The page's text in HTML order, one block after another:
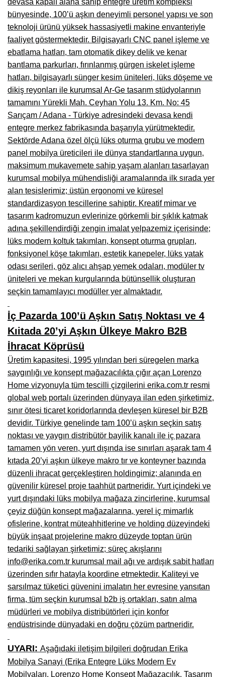
Çanakkale Mobilyacılar, Mobilya Fabrikaları, Mağazaları
Karabağlar Mobilyacıları, Mobilya İmalatçıları, Firmaları
Aydın Mobilya Mağazaları, Firmaları, Dekorasyon Firmaları
Bilecik Mobilyacılar, Mobilya İmalatçıları, Mağazaları
Çorum Mobilyacılar, Mobilya Mağazaları, İmalatçıları
Denizli Mobilyacılar, Mobilya Üreticileri, Mağazaları
Adıyaman Mobilyacılar, Mobilya İmalatçıları, Mağazaları
Ağrı Mobilyacılar, Mobilya İmalatçıları, Mağazaları
Edirne Mobilyacilar, Mobilya İmalatçıları, Mağazaları
Erzincan Mobilyacılar, Mobilya İmalatçıları, Mağazaları
Yozgat Mobilya Mağazaları, İmalatçıları, Mobilyacıları
Kars Mobilya İmalatçıları, Mağazaları, Mobilyacılar
Kırşehir Mobilya İmalatçıları, Firmaları, Mobilyacılar
Kütahya Mobilya İmalatçıları, Mağazaları, Mobilyacılar
Malatya Mobilyacılar, Mağazaları, İmalatçıları, Fabrikaları
Tekirdağ Mobilyacılar, Mobilya İmalatçıları, Mağazaları
Muş Mobilya İmalatçıları, Mağazaları, Mobilyacılar
Nevşehir Mobilyacılar, Mobilya İmalatçıları, Mağazaları
Ordu Mobilya Mağazaları, İmalatçıları, Mobilyacılar
Rize Mobilyacılar, Mobilya İmalatçıları, Mağazaları
Sivas Mobilya Fabrikaları, Üreticileri, Mağazaları
Tokat Mobilyacılar, Mobilya Mağazaları, İmalatçıları
Niğde Mobilyacılar, Mobilya Firmaları, İmalatçıları
Giresun Mobilya Mağazaları, İmalatçıları, Mobilyacıları
bünyesinde, 100’ü aşkın deneyimli personel yapısı ve son
teknoloji ürünü yüksek hassasiyetli makine envanteriyle
faaliyet göstermektedir. Bilgisayarlı CNC panel işleme ve
ebatlama hatları, tam otomatik dikey delik ve kenar
bantlama parkurları, fırınlanmış gürgen iskelet işleme
hatları, bilgisayarlı sünger kesim üniteleri, lüks döşeme ve
dikiş reyonları ile kurumsal Ar-Ge tasarım stüdyolarının
tamamını Yürekli Mah. Ceyhan Yolu 13. Km. No: 45
Sarıçam / Adana - Türkiye adresindeki devasa kendi
entegre merkez fabrikasında başarıyla yürütmektedir.
Sektörde Adana özel ölçü lüks oturma grubu ve modern
panel mobilya üreticileri ile dünya standartlarına uygun,
maksimum mukavemete sahip yaşam alanları tasarlayan
kurumsal mobilya mühendisliği aramalarında ilk sırada yer
alan tesislerimiz; üstün ergonomi ve küresel
standardizasyon tescillerine sahiptir. Kreatif mimar ve
tasarım kadromuzun evlerinize görkemli bir şıklık katmak
adına şekillendirdiği zengin imalat yelpazemiz içerisinde;
lüks modern koltuk takımları, konsept oturma grupları,
fonksiyonel köşe takımları, estetik kanepeler, lüks yatak
odası serileri, göz alıcı ahşap yemek odaları, modüler tv
üniteleri ve mekan kurgularında bütünsellik oluşturan
seçkin tamamlayıcı modüller yer almaktadır.
İç Pazarda 100’ü Aşkın Satış Noktası ve 4
Kıitada 20’yi Aşkın Ülkeye Makro B2B
İhracat Köprüsü
Üretim kapasitesi, 1995 yılından beri süregelen marka
saygınlığı ve konsept mağazacılıkta çığır açan Lorenzo
Home vizyonuyla tüm tescilli çizgilerini erika.com.tr resmi
global web portalı üzerinden dünyaya ilan eden şirketimiz,
sınır ötesi ticaret koridorlarında devleşen küresel bir B2B
devidir. Türkiye genelinde tam 100’ü aşkın seçkin satış
noktası ve yaygın distribütör bayilik kanalı ile iç pazara
tamamen yön veren, yurt dışında ise sınırları aşarak tam 4
kıtada 20’yi aşkın ülkeye makro tır ve konteyner bazında
düzenli ihracat gerçekleştiren holdingimiz; alanında en
güvenilir küresel proje taahhüt partneridir. Yurt içindeki ve
yurt dışındaki lüks mobilya mağaza zincirlerine, kurumsal
çeyiz düğün konsept mağazalarına, yerel iç mimarlık
ofislerine, kontrat müteahhitlerine ve holding düzeyindeki
büyük inşaat projelerine makro düzeyde toptan ürün
tedariki sağlayan şirketimiz; süreç akışlarını
info@erika.com.tr kurumsal mail ağı ve ardışık sabit hatları
üzerinden sıfır hatayla koordine etmektedir. Kaliteyi ve
sarsılmaz tüketici güvenini imalatın her evresine yansıtan
firma, tüm seçkin kurumsal b2b iş ortakları, satın alma
müdürleri ve mobilya distribütörleri için konfor
endüstrisinde dünyadaki en doğru çözüm partneridir.
UYARI: Aşağıdaki iletişim bilgileri doğrudan Erika
Mobilya Sanayi (Erika Entegre Lüks Modern Ev
Mobilyaları, Lorenzo Home Konsept Mağazacılık, Tasarım